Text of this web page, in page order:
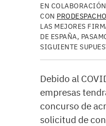
EN COLABORACIÓN
CON
LAS MEJORES
DE ESPAÑA,
SIGUIENTE
Debido al
empresas
concurso de
solicitud de